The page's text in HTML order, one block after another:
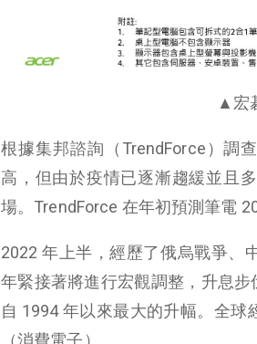
▲宏
根據集邦諮詢（TrendForce）調
高，但由於疫情已逐漸趨緩並且
場。TrendForce 在年初預測筆電
2022 年上半，經歷了俄烏戰爭、
年緊接著將進行宏觀調整，升息
自 1994 年以來最大的升幅。全
（消費電子）。